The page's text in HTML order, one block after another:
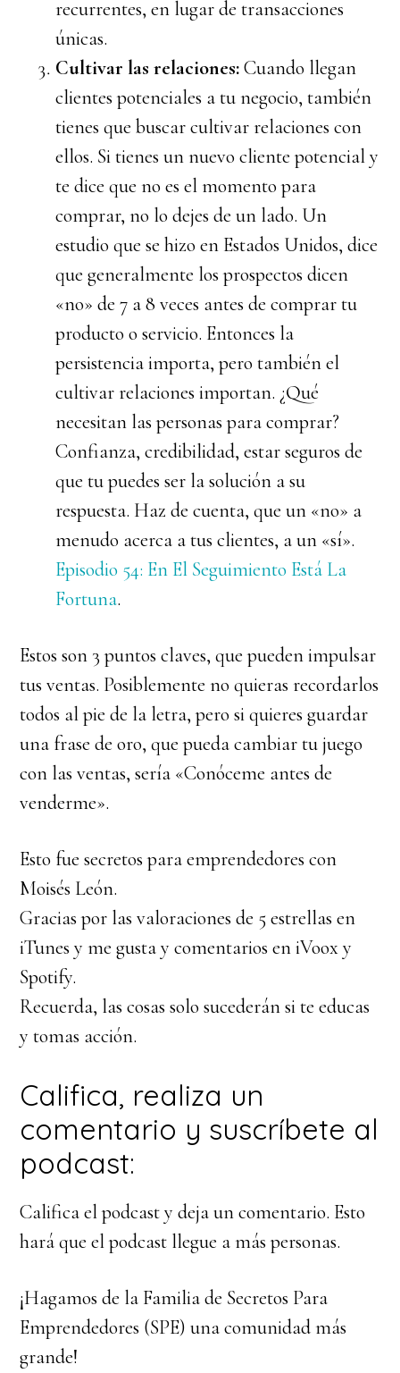
recurrentes, en lugar de transacciones
únicas.
Cultivar las relaciones:Cuando llegan
clientes potenciales a tu negocio, también
tienes que buscar cultivar relaciones con
ellos. Si tienes un nuevo cliente potencial y
te dice que no es el momento para
comprar, no lo dejes de un lado. Un
estudio que se hizo en Estados Unidos, dice
que generalmente los prospectos dicen
«no» de 7 a 8 veces antes de comprar tu
producto o servicio. Entonces la
persistencia importa, pero también el
cultivar relaciones importan. ¿Qué
necesitan las personas para comprar?
Confianza, credibilidad, estar seguros de
que tu puedes ser la solución a su
respuesta. Haz de cuenta, que un «no» a
menudo acerca a tus clientes, a un «sí».
Episodio 54: En El Seguimiento Está La
Fortuna.
Estos son 3 puntos claves, que pueden impulsar
tus ventas. Posiblemente no quieras recordarlos
todos al pie de la letra, pero si quieres guardar
una frase de oro, que pueda cambiar tu juego
con las ventas, sería «Conóceme antes de
venderme».
Esto fue secretos para emprendedores con
Moisés León.
Gracias por las valoraciones de 5 estrellas en
iTunes y me gusta y comentarios en iVoox y
Spotify.
Recuerda, las cosas solo sucederán si te educas
y tomas acción.
Califica, realiza un
comentario y suscríbete al
podcast:
Califica el podcast y deja un comentario. Esto
hará que el podcast llegue a más personas.
¡Hagamos de la Familia de Secretos Para
Emprendedores (SPE) una comunidad más
grande!